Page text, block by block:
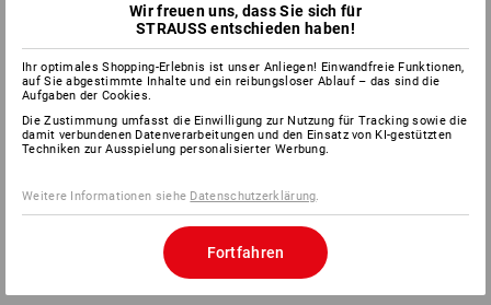
Wir freuen uns, dass Sie sich für
STRAUSS entschieden haben!
Ihr optimales Shopping-Erlebnis ist unser Anliegen! Einwandfreie Funktionen,
auf Sie abgestimmte Inhalte und ein reibungsloser Ablauf – das sind die
Aufgaben der Cookies.
Die Zustimmung umfasst die Einwilligung zur Nutzung für Tracking sowie die
damit verbundenen Datenverarbeitungen und den Einsatz von KI-gestützten
Techniken zur Ausspielung personalisierter Werbung.
Weitere Informationen siehe Datenschutzerklärung.
Fortfahren